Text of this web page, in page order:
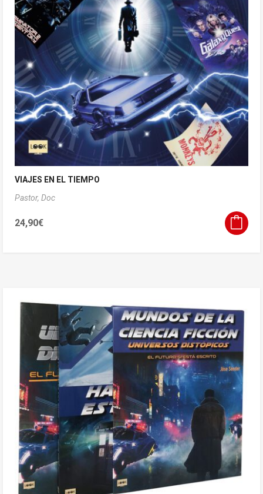
VIAJES EN EL TIEMPO
Pastor, Doc
24,90€